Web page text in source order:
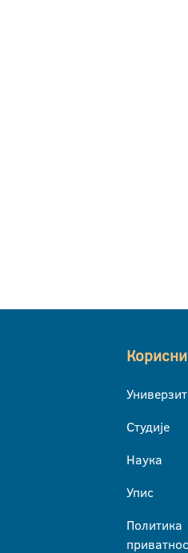
Студије
Наука
Упис
Политика